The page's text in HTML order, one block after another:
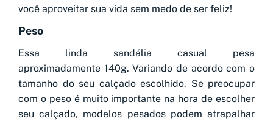
você aproveitar sua vida sem medo de ser feliz!
Peso
Essa linda sandália casual pesa
aproximadamente 140g. Variando de acordo com o
tamanho do seu calçado escolhido. Se preocupar
com o peso é muito importante na hora de escolher
seu calçado, modelos pesados podem atrapalhar